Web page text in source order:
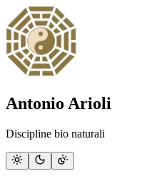
Antonio Arioli
Discipline bio naturali